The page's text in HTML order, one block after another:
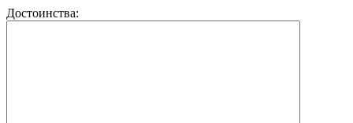
Достоинства: